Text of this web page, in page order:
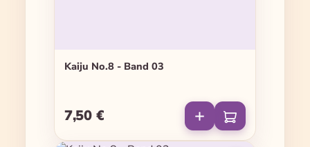
Kaiju No.8 - Band 03
Regulärer Preis:
7,50 €